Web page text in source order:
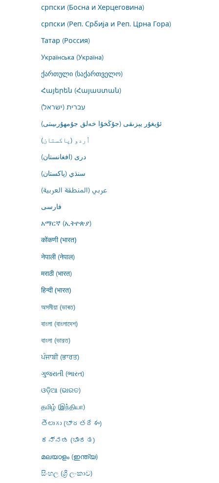
српски (Босна и Херцеговина)
српски (Реп. Србија и Реп. Црна Гора)
Татар (Россия)
Українська (Україна)
ქართული (საქართველო)
Հայերեն (Հայաստան)
עברית (ישראל)
ئۇيغۇر يېزىقى (جۇڭخۇا خەلق جۇمھۇرىيىتى)
اُردو (پاکستان)
درى (افغانستان)
سنڌي (پاکستان)
عربي (المنطقة العربية)
فارسى
አማርኛ (ኢትዮጵያ)
कोंकणी (भारत)
नेपाली (नेपाल)
मराठी (भारत)
हिन्दी (भारत)
অসমীয়া (ভাৰত)
বাংলা (বাংলাদেশ)
বাংলা (ভারত)
ਪੰਜਾਬੀ (ਭਾਰਤ)
ગુજરાતી (ભારત)
ଓଡ଼ିଆ (ଭାରତ)
தமிழ் (இந்தியா)
తెలుగు (భారతదేశం)
ಕನ್ನಡ (ಭಾರತ)
മലയാളം (ഇന്ത്യ)
සිංහල (ශ්‍රී ලංකාව)